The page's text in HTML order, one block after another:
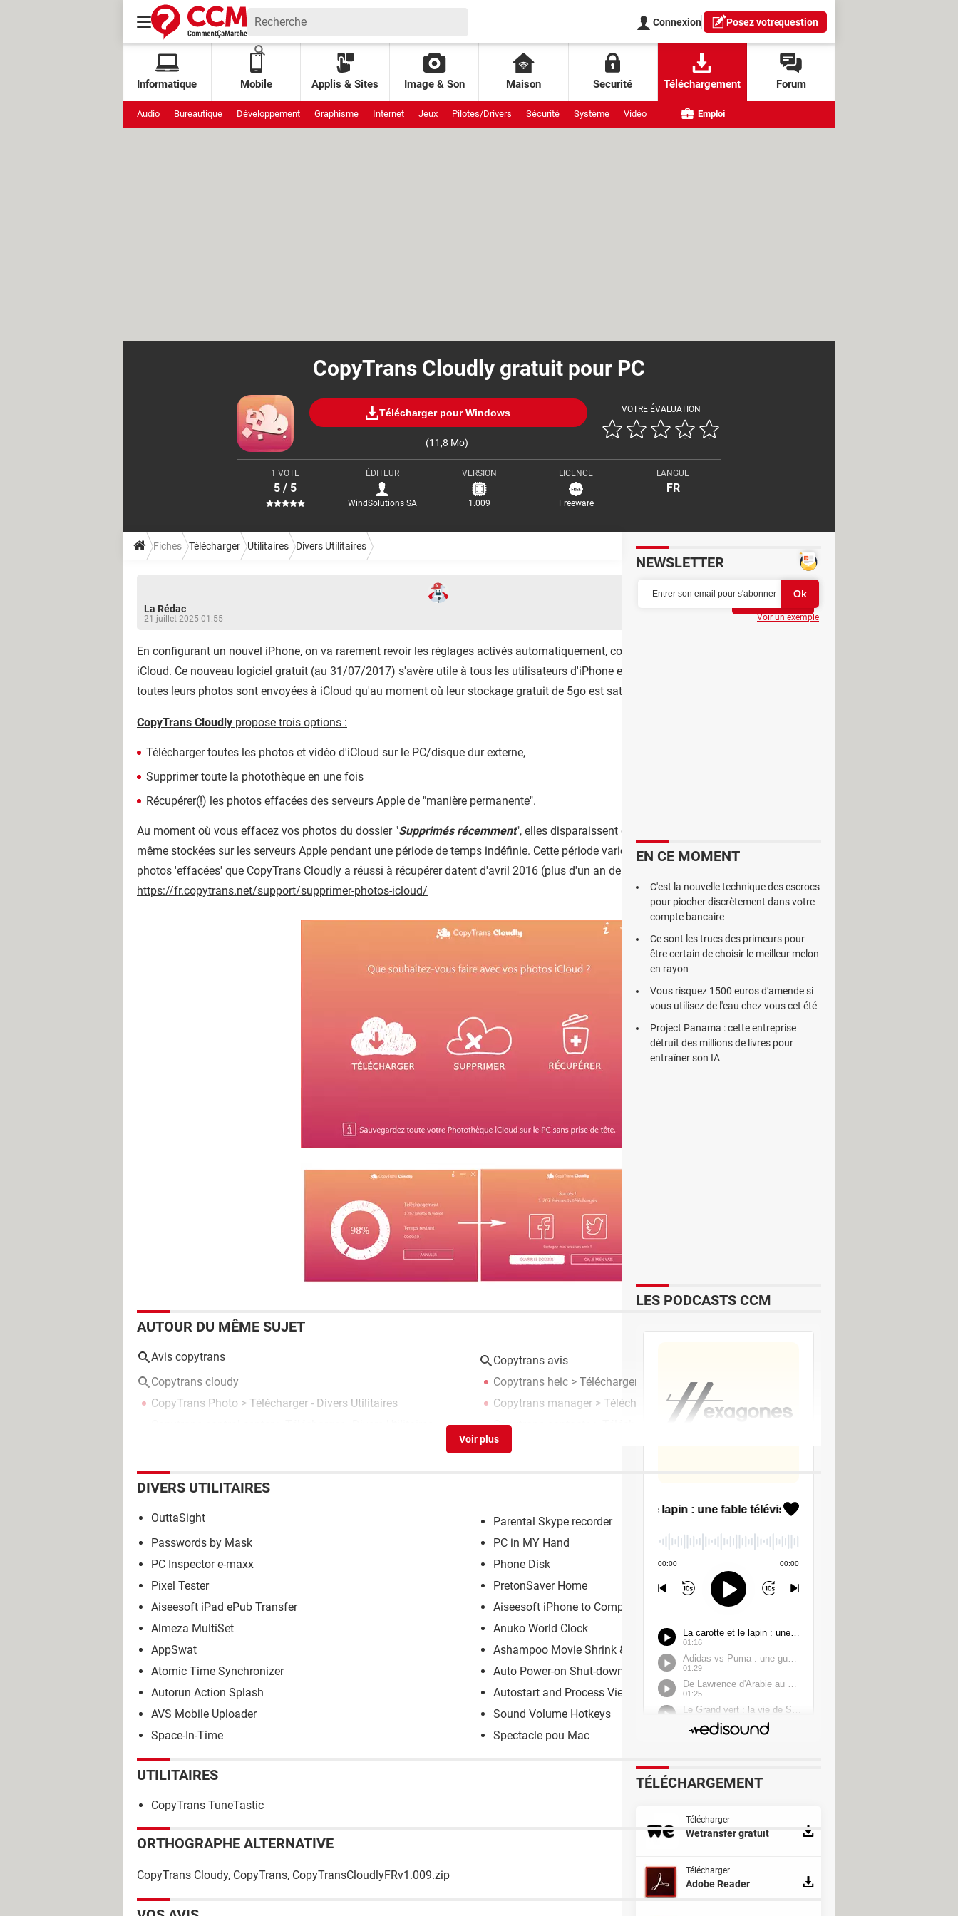
Connexion Posez votrequestion
Informatique Mobile Applis & Sites Image & Son Maison Securité Téléchargement Forum
Audio Bureautique Développement Graphisme Internet Jeux Pilotes/Drivers Sécurité Système Vidéo Emploi
CopyTrans Cloudly gratuit pour PC
Télécharger pour Windows
(11,8 Mo)
VOTRE ÉVALUATION
1 VOTE
5 / 5
ÉDITEUR
WindSolutions SA
VERSION
1.009
LICENCE
Freeware
LANGUE
FR
Fiches Télécharger Utilitaires Divers Utilitaires
La Rédac
21 juillet 2025 01:55
En configurant un nouvel iPhone, on va rarement revoir les réglages activés automatiquement, comme, par exemple, la Photothèque
iCloud. Ce nouveau logiciel gratuit (au 31/07/2017) s'avère utile à tous les utilisateurs d'iPhone et d'
toutes leurs photos sont envoyées à iCloud qu'au moment où leur stockage gratuit de 5go est saturé.
CopyTrans Cloudly propose trois options :
Télécharger toutes les photos et vidéo d'iCloud sur le PC/disque dur externe,
Supprimer toute la photothèque en une fois
Récupérer(!) les photos effacées des serveurs Apple de "manière permanente".
Au moment où vous effacez vos photos du dossier "Supprimés récemment", elles disparaissent de l'interface mais restent tout de
même stockées sur les serveurs Apple pendant une période de temps indéfinie. Cette période varie selon le compte : les plus vieilles
photos 'effacées' que CopyTrans Cloudly a réussi à récupérer datent d'avril 2016 (plus d'un an de délai) :
https://fr.copytrans.net/support/supprimer-photos-icloud/
AUTOUR DU MÊME SUJET
Avis copytrans
Copytrans avis
Copytrans cloudy
Copytrans heic > Télécharger - Visionnage & Diaporama
CopyTrans Photo > Télécharger - Divers Utilitaires Copytrans manager > Télécharger - Lecture & Playlists
Copytrans contacts
DIVERS UTILITAIRES
OuttaSight
Parental Skype recorder
Passwords by Mask
PC in MY Hand
PC Inspector e-maxx
Phone Disk
Pixel Tester
PretonSaver Home
Aiseesoft iPad ePub Transfer
Aiseesoft iPhone to Computer Ultimate
Almeza MultiSet
Anuko World Clock
AppSwat
Ashampoo Movie Shrink & Burn 4
Atomic Time Synchronizer
Auto Power-on Shut-down
Autorun Action Splash
Autostart and Process Viewer
AVS Mobile Uploader
Sound Volume Hotkeys
Space-In-Time
Spectacle pou Mac
UTILITAIRES
CopyTrans TuneTastic
ORTHOGRAPHE ALTERNATIVE
CopyTrans Cloudy, CopyTrans, CopyTransCloudlyFRv1.009.zip
NEWSLETTER
Voir un exemple
EN CE MOMENT
C'est la nouvelle technique des escrocs
pour piocher discrètement dans votre
compte bancaire
Ce sont les trucs des primeurs pour
être certain de choisir le meilleur melon
en rayon
Vous risquez 1500 euros d'amende si
vous utilisez de l'eau chez vous cet été
Project Panama : cette entreprise
détruit des millions de livres pour
entraîner son IA
LES PODCASTS CCM
TÉLÉCHARGEMENT
Télécharger
Wetransfer gratuit
Télécharger
Adobe Reader